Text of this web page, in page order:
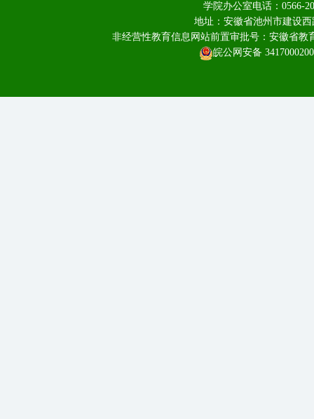
学院办公室电话：0566-
地址：安徽省池州市建设
非经营性教育信息网站前置审批号：安徽省
皖公网安备